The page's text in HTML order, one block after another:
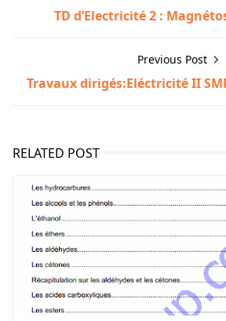
TD d’Electricité 2 :
Previous Post
Travaux dirigés:Eléctricité II
RELATED POST